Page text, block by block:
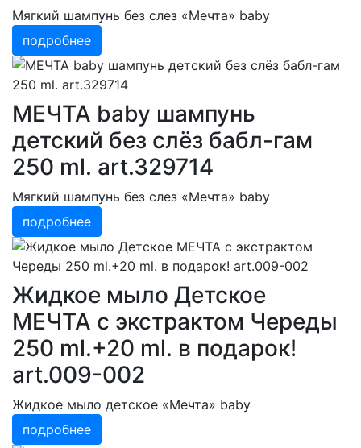
Мягкий шампунь без слез «Мечта» baby
подробнее
МЕЧТА baby шампунь
детский без слёз бабл-гам
250 ml. art.329714
Мягкий шампунь без слез «Мечта» baby
подробнее
Жидкое мыло Детское
МЕЧТА с экстрактом Череды
250 ml.+20 ml. в подарок!
art.009-002
Жидкое мыло детское «Мечта» baby
подробнее